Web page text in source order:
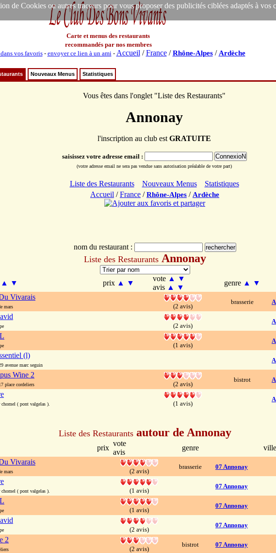
de Cookies ou autres traceurs pour vous proposer des publicités ciblées adaptés à vos
Carte et menus des restaurants
recommandés par nos membres
vos favoris- envoyer ce lien à un ami- Accueil /France/Rhône-Alpes/ Ardèche
Nouveaux Menus Statistiques
Vous êtes dans l'onglet "Liste des Restaurants"
Annonay
l'inscription au club est GRATUITE
saisissez votre adresse email :
(votre adresse email ne sera pas vendue sans autorisation préalable de votre part)
Liste des Restaurants Nouveaux Menus
Statistiques
Accueil /France /Rhône-Alpes / Ardèche
nom du restaurant :
Liste des Restaurants Annonay
▲ ▼ prix ▲ ▼
vote ▲
▼
avis ▲ ▼
genre ▲ ▼
Vivarais
mars (2 avis)
brasserie
(2 avis)
(1 avis)
(l)
avenue marc seguin
Wine 2
place cordeliers (2 avis)
bistrot
( pont valgelas ). (1 avis)
Liste des Restaurants autour de Annonay
prix
vote
avis
genre
ville
Vivarais
mars (2 avis)
brasserie 07 Annonay
( pont valgelas ). (1 avis)
07 Annonay
(1 avis)
07 Annonay
(2 avis)
07 Annonay
2
(2 avis)
bistrot 07 Annonay